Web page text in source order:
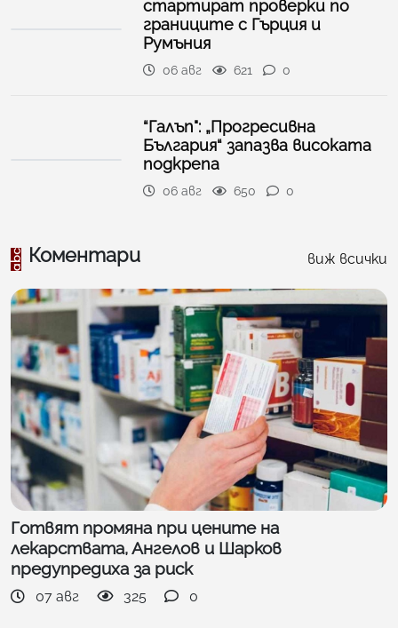
стартират проверки по
границите с Гърция и
Румъния
06 авг 621 0
“Галъп": „Прогресивна
България“ запазва високата
подкрепа
06 авг 650 0
Коментари виж всички
Готвят промяна при цените на
лекарствата, Ангелов и Шарков
предупредиха за риск
07 авг 325 0